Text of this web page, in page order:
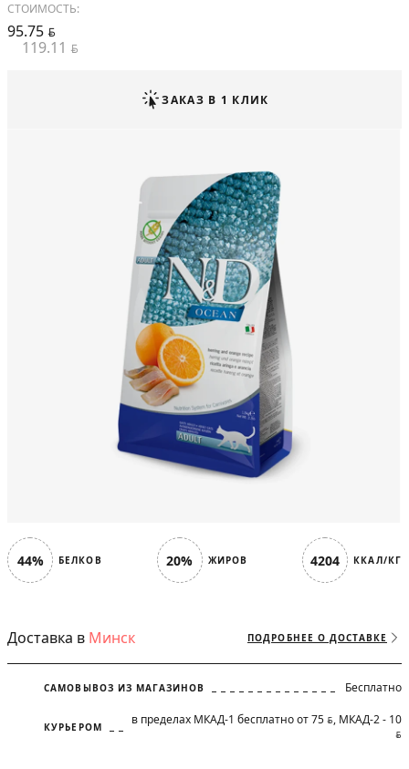
44% БЕЛКОВ 20% ЖИРОВ 4204 ККАЛ/КГ
Доставка в Минск ПОДРОБНЕЕ О ДОСТАВКЕ
САМОВЫВОЗ ИЗ МАГАЗИНОВ Бесплатно
КУРЬЕРОМ в пределах МКАД-1 бесплатно от 75 BYN, МКАД-2 - 10
BYN
СТОИМОСТЬ:
95.75 BYN
119.11 BYN
ЗАКАЗ В 1 КЛИК